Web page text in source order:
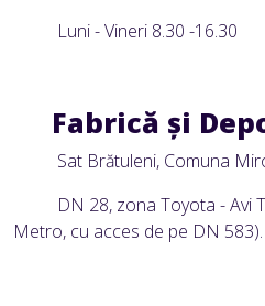
Luni - Vineri 8.30 -16.30
Fabrică şi
Sat Brătuleni, Comuna
DN 28, zona Toyota - Avi
Metro, cu acces de pe DN 583).